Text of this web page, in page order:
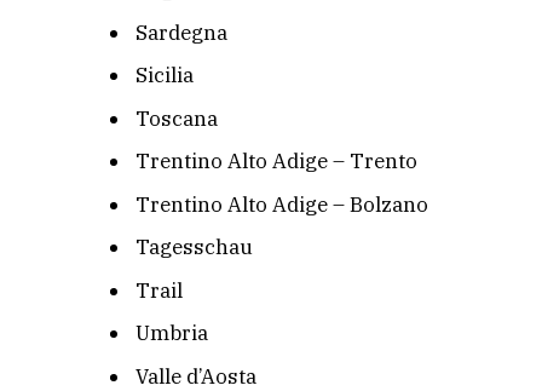
Sardegna
Sicilia
Toscana
Trentino Alto Adige – Trento
Trentino Alto Adige – Bolzano
Tagesschau
Trail
Umbria
Valle d’Aosta